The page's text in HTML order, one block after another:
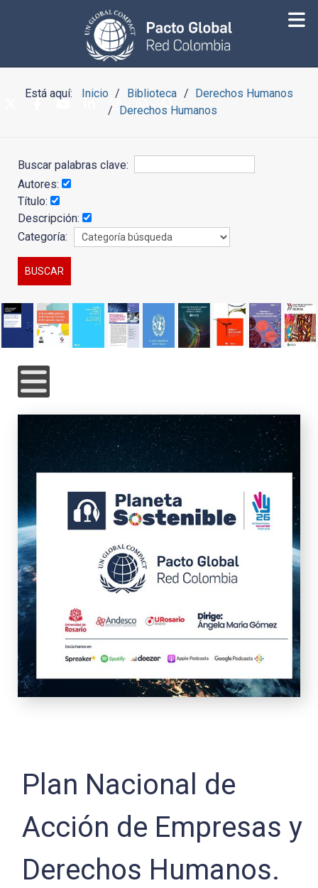
Está aquí: Inicio Biblioteca
Derechos Humanos
Derechos Humanos
Buscar palabras clave:
Autores:
Título:
Descripción:
Categoría:
Plan Nacional de
Acción de Empresas y
Derechos Humanos.